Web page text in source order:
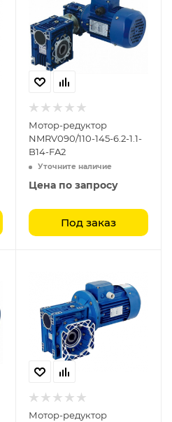
Мотор-редуктор
NMRV090/110-145-6.2-1.1-
B14-FA2
Уточните наличие
Цена по запросу
Под заказ
Мотор-редуктор